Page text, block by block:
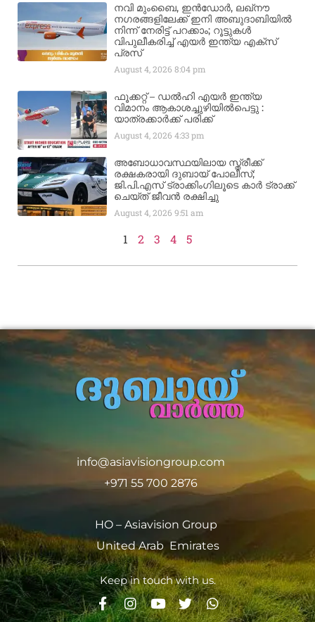
നവി മുംബൈ, ഇൻഡോർ, ലഖ്നൗ
നഗരങ്ങളിലേക്ക് ഇനി അബുദാബിയിൽ
നിന്ന് നേരിട്ട് പറക്കാം; റൂട്ടുകൾ
വിപുലീകരിച്ച് എയർ ഇന്ത്യ എക്സ്
പ്രസ്
August 4, 20268:04 pm
ഫൂക്കറ്റ് – ഡൽഹി എയര്‍ ഇന്ത്യ
വിമാനം ആകാശച്ചുഴിയില്‍പെട്ടു :
യാത്രക്കാര്‍ക്ക് പരിക്ക്
August 4, 20264:33 pm
അബോധാവസ്ഥയിലായ സ്ത്രീക്ക്
രക്ഷകരായി ദുബായ് പോലീസ്;
ജി.പി.എസ് ട്രാക്കിംഗിലൂടെ കാർ ട്രാക്ക്
ചെയ്ത് ജീവൻ രക്ഷിച്ചു
August 4, 20269:51 am
1 2 3 4 5
info@asiavisiongroup.com
+971 55 700 2876
HO – Asiavision Group
United Arab Emirates
Keep in touch with us.